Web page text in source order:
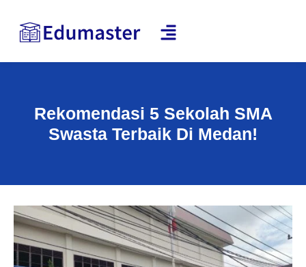
Rekomendasi 5 Sekolah SMA
Swasta Terbaik Di Medan!